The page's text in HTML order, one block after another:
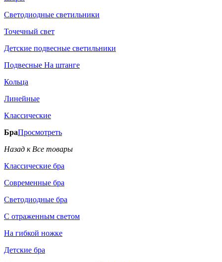
Светодиодные светильники
Точечный свет
Детские подвесные светильники
Подвесные На штанге
Кольца
Линейные
Классические
БраПросмотреть
Назад к Все товары
Классические бра
Современные бра
Светодиодные бра
С отраженным светом
На гибкой ножке
Детские бра